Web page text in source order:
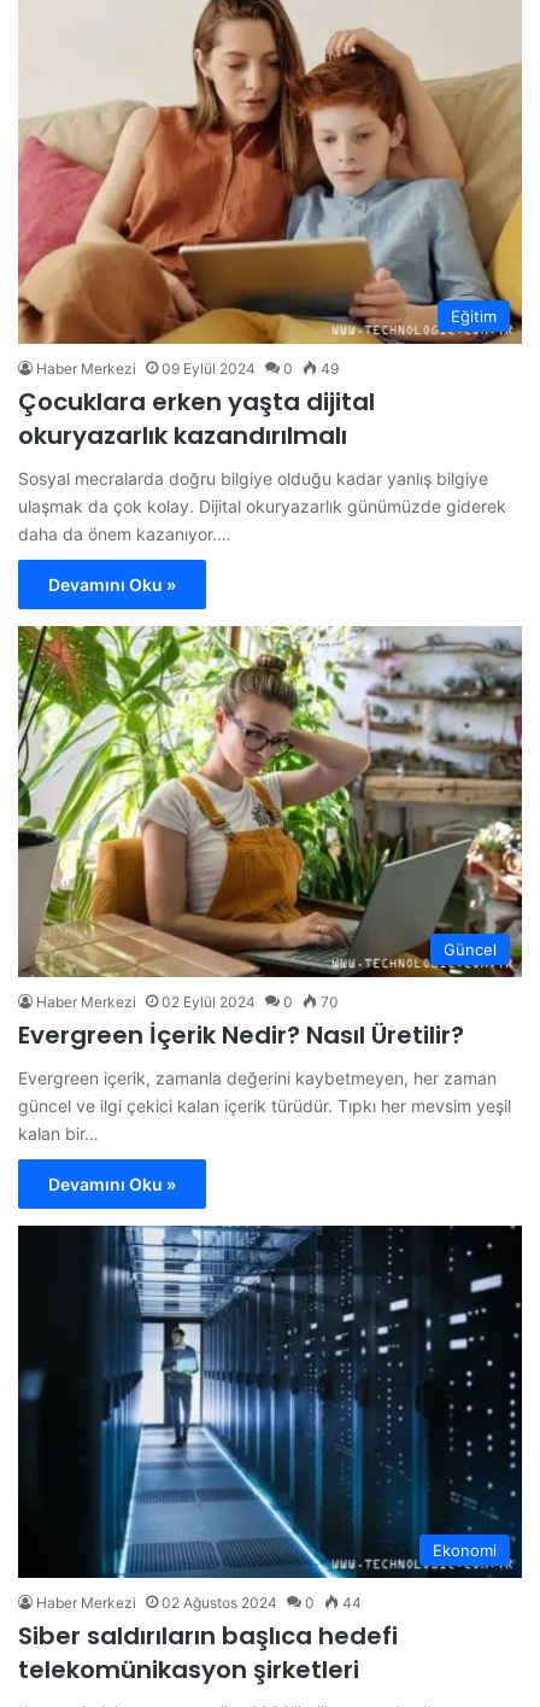
Eğitim
Haber Merkezi 09 Eylül 2024 0 49
Çocuklara erken yaşta dijital
okuryazarlık kazandırılmalı
Sosyal mecralarda doğru bilgiye olduğu kadar yanlış bilgiye
ulaşmak da çok kolay. Dijital okuryazarlık günümüzde giderek
daha da önem kazanıyor.…
Devamını Oku »
Güncel
Haber Merkezi 02 Eylül 2024 0 70
Evergreen İçerik Nedir? Nasıl Üretilir?
Evergreen içerik, zamanla değerini kaybetmeyen, her zaman
güncel ve ilgi çekici kalan içerik türüdür. Tıpkı her mevsim yeşil
kalan bir…
Devamını Oku »
Ekonomi
Haber Merkezi 02 Ağustos 2024 0 44
Siber saldırıların başlıca hedefi
telekomünikasyon şirketleri